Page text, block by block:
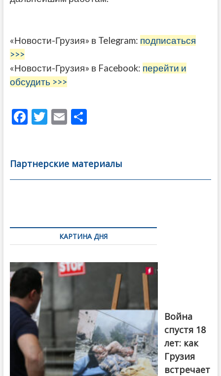
«Новости-Грузия» в Telegram: подписаться
>>>
«Новости-Грузия» в Facebook: перейти и
обсудить >>>
F
b
o
T
er
E
l
О
а
в
Партнерские материалы
по
записямКАРТИНА ДНЯ
Первый канал
Война
спустя 18
лет: как
Грузия
встречает